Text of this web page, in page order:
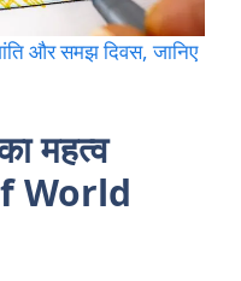
और समझ दिवस, जानिए
महत्व
World